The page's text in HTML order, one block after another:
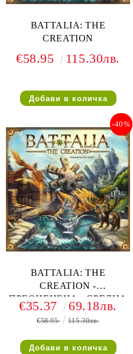
BATTALIA: THE
CREATION
€58.95 115.30лв.
BATTALIA: THE
CREATION -
ПРЕОЦЕНЕНА - СРЕДНА
ПОВРЕДА НА КУТИЯТА
-40%
€35.37 69.18лв.
€58.95 115.30лв.